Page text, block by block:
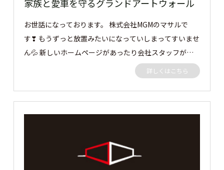
家族と愛車を守るグランドアートウォール
お世話になっております。 株式会社MGMのマサルで
す❣ もうずっと放置みたいになっていしまってすいませ
ん💦 新しいホームページがあったり会社スタッフが増
えて仕事も忙しく 放置しましたorz 月に一度はアップで
きるように頑張ります!(^^)! 今回の施工事例は、隣地側
をフェンスで、後の丸見え部分をグランドアートウォー
では見ていきましょう👍 セミクローズ外構のご依頼を
いただきました。 3方向をグランドアートウォールにて
詳しくはこちら